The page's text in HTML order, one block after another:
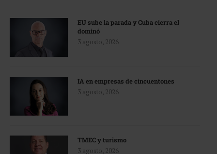
EU sube la parada y Cuba cierra el
dominó
3 agosto, 2026
IA en empresas de cincuentones
3 agosto, 2026
TMEC y turismo
3 agosto, 2026